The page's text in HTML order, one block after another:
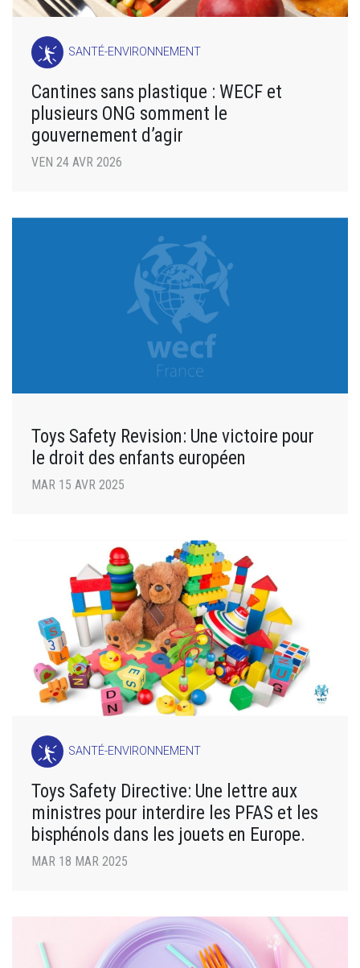
SANTÉ-ENVIRONNEMENT
Cantines sans plastique : WECF et
plusieurs ONG somment le
gouvernement d’agir
VEN 24 AVR 2026
Toys Safety Revision: Une victoire pour
le droit des enfants européen
MAR 15 AVR 2025
SANTÉ-ENVIRONNEMENT
Toys Safety Directive: Une lettre aux
ministres pour interdire les PFAS et les
bisphénols dans les jouets en Europe.
MAR 18 MAR 2025